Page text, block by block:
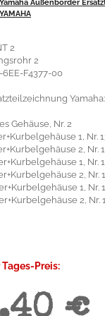
YAMAHA
2
2
6EE-F4377-00
Yamaha:
Gehäuse, Nr. 2
1, Nr.
2, Nr.
1, Nr.
2, Nr.
1, Nr.
2, Nr.
Preis: